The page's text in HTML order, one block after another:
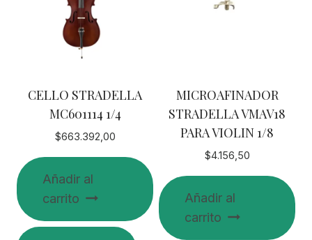
CELLO STRADELLA
MC601114 1/4
$663.392,00
Añadir al
carrito
MICROAFINADOR
STRADELLA VMAV18
PARA VIOLIN 1/8
$4.156,50
Añadir al
carrito